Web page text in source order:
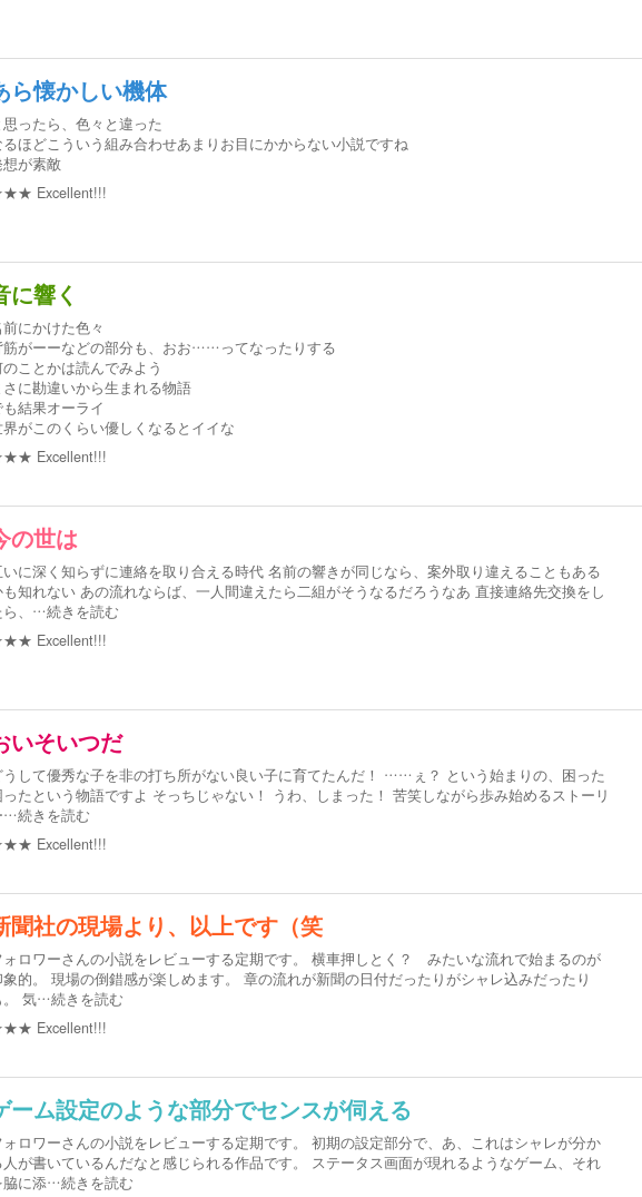
ら懐かしい機体
思ったら、色々と違った
るほどこういう組み合わせあまりお目にかからない小説ですね
が素敵
Excellent!!!
に響く
にかけた色々
筋がーーなどの部分も、おお……ってなったりする
ことかは読んでみよう
さに勘違いから生まれる物語
も結果オーライ
界がこのくらい優しくなるとイイな
Excellent!!!
の世は
いに深く知らずに連絡を取り合える時代 名前の響きが同じなら、案外取り違えることもある
も知れない あの流れならば、一人間違えたら二組がそうなるだろうなあ 直接連絡先交換をし
、 …続きを読む
Excellent!!!
いそいつだ
うして優秀な子を非の打ち所がない良い子に育てたんだ！ ……ぇ？ という始まりの、困った
ったという物語ですよ そっちじゃない！ うわ、しまった！ 苦笑しながら歩み始めるストーリ
…続きを読む
Excellent!!!
聞社の現場より、以上です（笑
ォロワーさんの小説をレビューする定期です。 横車押しとく？ みたいな流れで始まるのが
象的。 現場の倒錯感が楽しめます。 章の流れが新聞の日付だったりがシャレ込みだったり
。 気…続きを読む
Excellent!!!
ーム設定のような部分でセンスが伺える
ォロワーさんの小説をレビューする定期です。 初期の設定部分で、あ、これはシャレが分か
人が書いているんだなと感じられる作品です。 ステータス画面が現れるようなゲーム、それ
脇に添…続きを読む